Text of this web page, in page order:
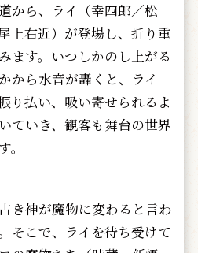
から、ライ（幸四郎／松
上右近）が登場し、折り重
ます。いつしかのし上がる
から水音が轟くと、ライ
り払い、吸い寄せられるよ
ていき、観客も舞台の世界
き神が魔物に変わると言わ
そこで、ライを待ち受けて